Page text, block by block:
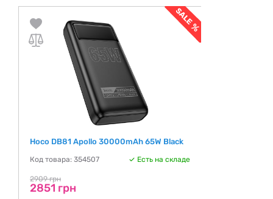
Hoco DB81 Apollo 30000mAh 65W Black
Код товара: 354507 Есть на складе
2909 грн
2851 грн